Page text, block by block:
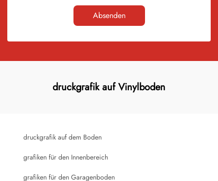
Absenden
druckgrafik auf Vinylboden
druckgrafik auf dem Boden
grafiken für den Innenbereich
grafiken für den Garagenboden